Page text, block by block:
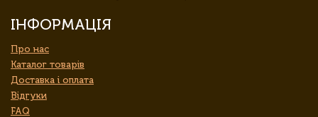
ІНФОРМАЦІЯ
Про нас
Каталог товарів
Доставка і оплата
Відгуки
FAQ